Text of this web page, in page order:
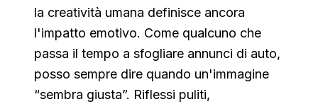
la creatività umana definisce ancora
l'impatto emotivo. Come qualcuno che
passa il tempo a sfogliare annunci di auto,
posso sempre dire quando un'immagine
“sembra giusta”. Riflessi puliti,